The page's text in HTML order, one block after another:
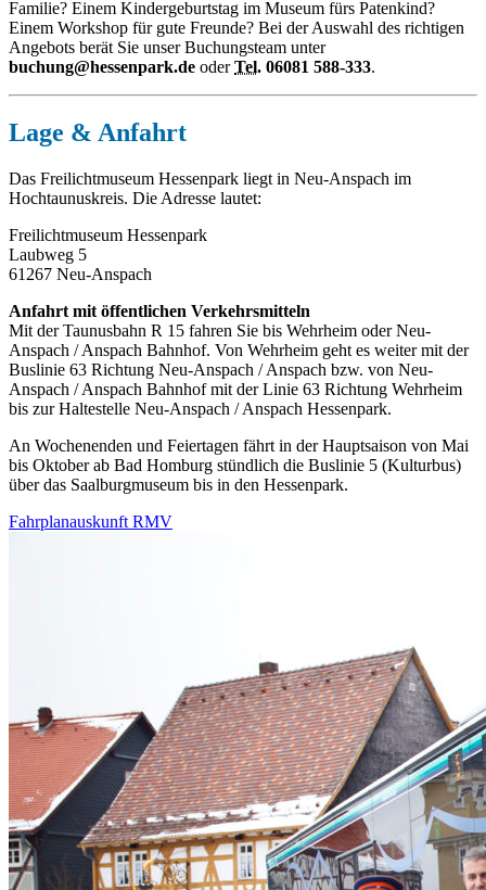
Familie? Einem Kindergeburtstag im Museum fürs Patenkind?
Einem Workshop für gute Freunde? Bei der Auswahl des richtigen
Angebots berät Sie unser Buchungsteam unter
buchung@hessenpark.de oderTel. 06081 588-333.
Lage & Anfahrt
Das Freilichtmuseum Hessenpark liegt in Neu-Anspach im
Hochtaunuskreis. Die Adresse lautet:
Freilichtmuseum Hessenpark
Laubweg 5
61267 Neu-Anspach
Anfahrt mit öffentlichen Verkehrsmitteln
Mit der Taunusbahn R 15 fahren Sie bis Wehrheim oder Neu-
Anspach / Anspach Bahnhof. Von Wehrheim geht es weiter mit der
Buslinie 63 Richtung Neu-Anspach / Anspach bzw. von Neu-
Anspach / Anspach Bahnhof mit der Linie 63 Richtung Wehrheim
bis zur Haltestelle Neu-Anspach / Anspach Hessenpark.
An Wochenenden und Feiertagen fährt in der Hauptsaison von Mai
bis Oktober ab Bad Homburg stündlich die Buslinie 5 (Kulturbus)
über das Saalburgmuseum bis in den Hessenpark.
Fahrplanauskunft RMV